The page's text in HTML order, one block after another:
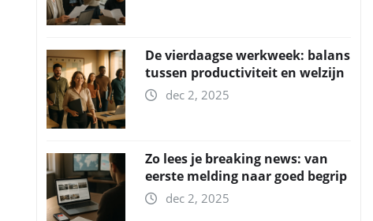
De vierdaagse werkweek: balans
tussen productiviteit en welzijn
dec 2, 2025
Zo lees je breaking news: van
eerste melding naar goed begrip
dec 2, 2025